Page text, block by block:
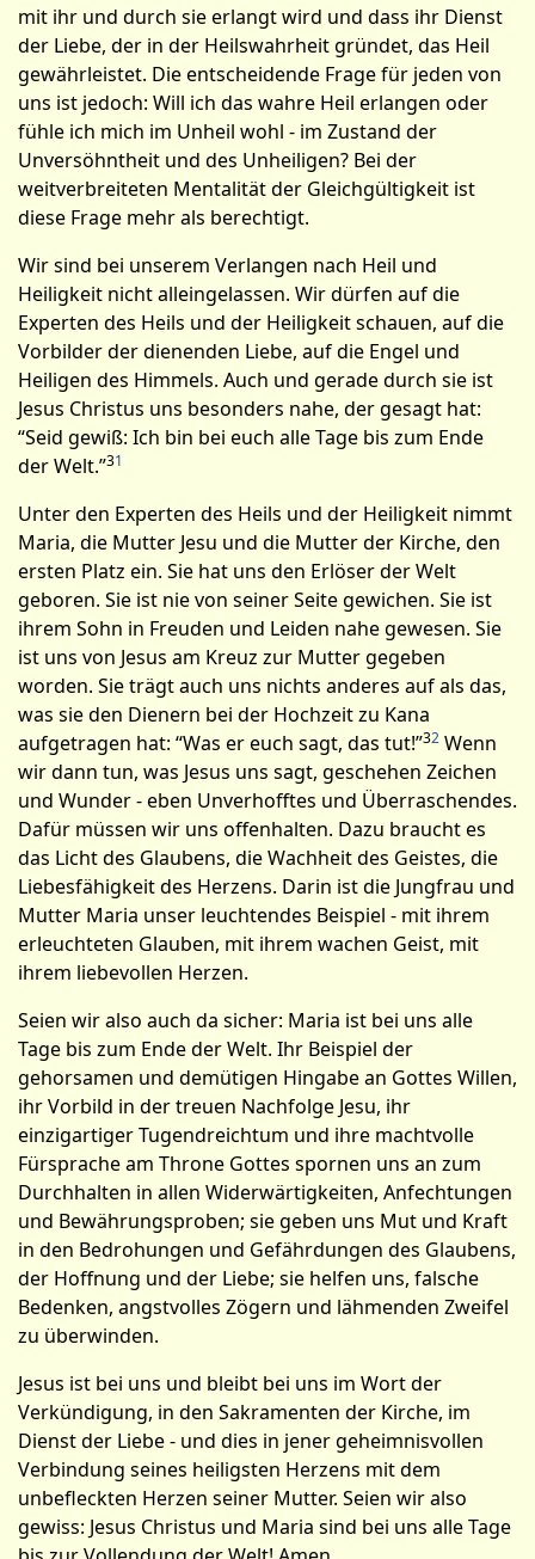
mit ihr und durch sie erlangt wird und dass ihr Dienst
der Liebe, der in der Heilswahrheit gründet, das Heil
gewährleistet. Die entscheidende Frage für jeden von
uns ist jedoch: Will ich das wahre Heil erlangen oder
fühle ich mich im Unheil wohl - im Zustand der
Unversöhntheit und des Unheiligen? Bei der
weitverbreiteten Mentalität der Gleichgültigkeit ist
diese Frage mehr als berechtigt.
Wir sind bei unserem Verlangen nach Heil und
Heiligkeit nicht alleingelassen. Wir dürfen auf die
Experten des Heils und der Heiligkeit schauen, auf die
Vorbilder der dienenden Liebe, auf die Engel und
Heiligen des Himmels. Auch und gerade durch sie ist
Jesus Christus uns besonders nahe, der gesagt hat:
“Seid gewiß: Ich bin bei euch alle Tage bis zum Ende
der Welt.”31
Unter den Experten des Heils und der Heiligkeit nimmt
Maria, die Mutter Jesu und die Mutter der Kirche, den
ersten Platz ein. Sie hat uns den Erlöser der Welt
geboren. Sie ist nie von seiner Seite gewichen. Sie ist
ihrem Sohn in Freuden und Leiden nahe gewesen. Sie
ist uns von Jesus am Kreuz zur Mutter gegeben
worden. Sie trägt auch uns nichts anderes auf als das,
was sie den Dienern bei der Hochzeit zu Kana
aufgetragen hat: “Was er euch sagt, das tut!”32 Wenn
wir dann tun, was Jesus uns sagt, geschehen Zeichen
und Wunder - eben Unverhofftes und Überraschendes.
Dafür müssen wir uns offenhalten. Dazu braucht es
das Licht des Glaubens, die Wach­heit des Geistes, die
Liebesfähigkeit des Herzens. Darin ist die Jungfrau und
Mutter Maria unser leuchtendes Beispiel - mit ihrem
erleuchteten Glauben, mit ihrem wachen Geist, mit
ihrem liebevollen Herzen.
Seien wir also auch da sicher: Maria ist bei uns alle
Tage bis zum Ende der Welt. Ihr Beispiel der
gehorsamen und demütigen Hingabe an Gottes Willen,
ihr Vorbild in der treuen Nach­folge Jesu, ihr
einzigartiger Tugendreichtum und ihre machtvolle
Fürsprache am Throne Gottes spornen uns an zum
Durch­halten in allen Widerwärtigkeiten, Anfechtungen
und Bewährungsproben; sie geben uns Mut und Kraft
in den Bedrohungen und Gefährdungen des Glaubens,
der Hoffnung und der Liebe; sie helfen uns, falsche
Bedenken, angstvolles Zögern und lähmenden Zweifel
zu überwinden.
Jesus ist bei uns und bleibt bei uns im Wort der
Verkündigung, in den Sakramenten der Kirche, im
Dienst der Liebe - und dies in jener geheimnisvollen
Verbindung seines heiligsten Herzens mit dem
unbefleckten Herzen seiner Mutter. Seien wir also
gewiss: Jesus Christus und Maria sind bei uns alle Tage